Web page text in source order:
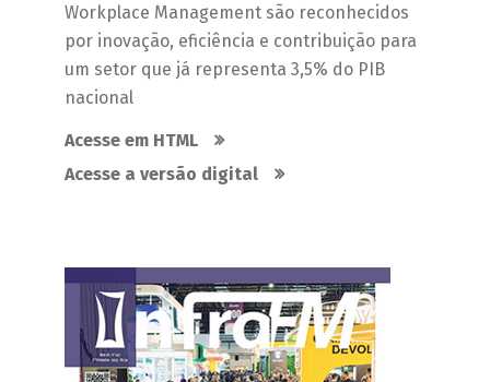
Workplace Management são reconhecidos
por inovação, eficiência e contribuição para
um setor que já representa 3,5% do PIB
nacional
Acesse em HTML
Acesse a versão digital